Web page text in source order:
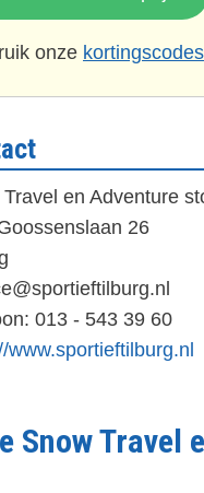
onze kortingscodes
Travel en Adventure
26
013 - 543 39 60
www.sportieftilburg.nl
Snow Travel